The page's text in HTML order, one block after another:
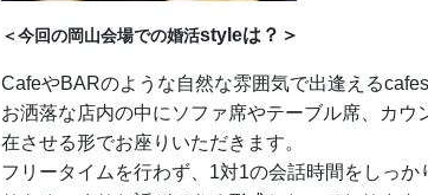
＜今回の岡山会場での婚活styleは？＞
CafeやBARのような自然な雰囲気で出逢える
お洒落な店内の中にソファ席やテーブル席、カウ
在させる形でお座りいただきます。
フリータイムを行わず、1対1の会話時間をしっか